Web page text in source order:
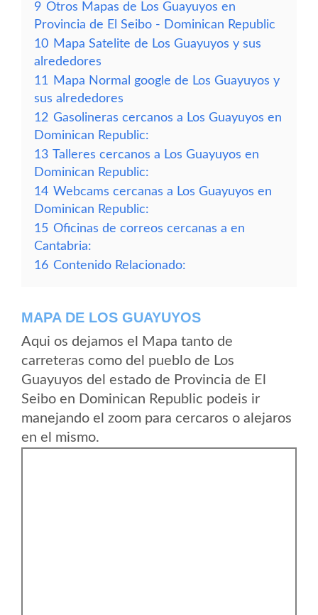
9 Otros Mapas de Los Guayuyos en
Provincia de El Seibo - Dominican Republic
10 Mapa Satelite de Los Guayuyos y sus
alrededores
11
Mapa Normal google de Los Guayuyos y
sus alrededores
12 Gasolineras cercanos a Los Guayuyos en
Dominican Republic:
13 Talleres cercanos a Los Guayuyos en
Dominican Republic:
14 Webcams cercanas a Los Guayuyos en
Dominican Republic:
15 Oficinas de correos cercanas a en
Cantabria:
16 Contenido Relacionado:
MAPA DE LOS GUAYUYOS
Aqui os dejamos el Mapa tanto de
carreteras como del pueblo de Los
Guayuyos del estado de Provincia de El
Seibo en Dominican Republic podeis ir
manejando el zoom para cercaros o alejaros
en el mismo.